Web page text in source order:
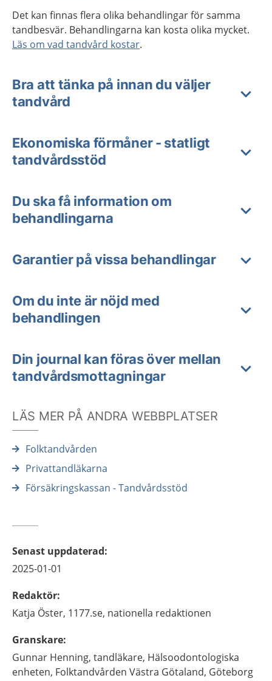
Det kan finnas flera olika behandlingar för samma
tandbesvär. Behandlingarna kan kosta olika mycket.
Läs om vad tandvård kostar.
Bra att tänka på innan du väljer
tandvård
Ekonomiska förmåner - statligt
tandvårdsstöd
Du ska få information om
behandlingarna
Garantier på vissa behandlingar
Om du inte är nöjd med
behandlingen
Din journal kan föras över mellan
tandvårdsmottagningar
LÄS MER PÅ ANDRA WEBBPLATSER
Folktandvården
Privattandläkarna
Försäkringskassan - Tandvårdsstöd
Senast uppdaterad:
2025-01-01
Redaktör:
Katja Öster, 1177.se, nationella redaktionen
Granskare:
Gunnar Henning, tandläkare, Hälsoodontologiska
enheten, Folktandvården Västra Götaland, Göteborg